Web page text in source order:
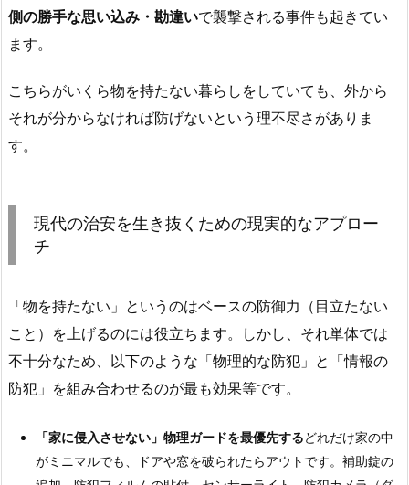
側の勝手な思い込み・勘違いで襲撃される事件も起きてい
ます。
こちらがいくら物を持たない暮らしをしていても、外から
それが分からなければ防げないという理不尽さがありま
す。
現代の治安を生き抜くための現実的なアプロー
チ
「物を持たない」というのはベースの防御力（目立たない
こと）を上げるのには役立ちます。しかし、それ単体では
不十分なため、以下のような「物理的な防犯」と「情報の
防犯」を組み合わせるのが最も効果等です。
「家に侵入させない」物理ガードを最優先するどれだけ家の中
がミニマルでも、ドアや窓を破られたらアウトです。補助錠の